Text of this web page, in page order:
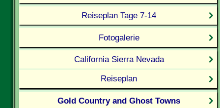
Reiseplan Tage 7-14
Fotogalerie
California Sierra Nevada
Reiseplan
Gold Country and Ghost Towns